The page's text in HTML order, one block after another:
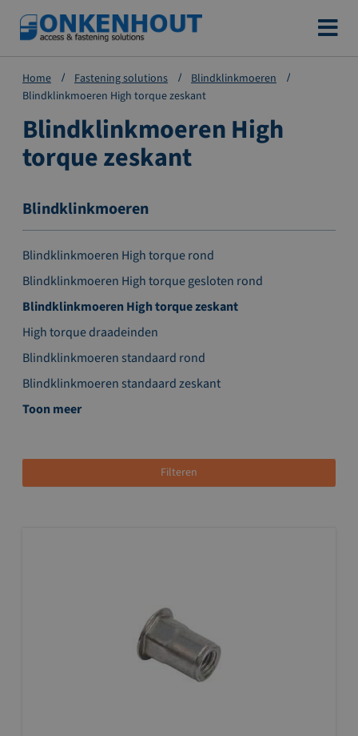
Ga
naar
de
inhoud
Home Fastening solutions
Blindklinkmoeren
Blindklinkmoeren High torque zeskant
Blindklinkmoeren High
torque zeskant
Blindklinkmoeren
Blindklinkmoeren High torque rond
Blindklinkmoeren High torque gesloten rond
Blindklinkmoeren High torque zeskant
High torque draadeinden
Blindklinkmoeren standaard rond
Blindklinkmoeren standaard zeskant
Toon meer
Filteren